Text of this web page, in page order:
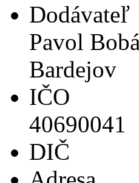
Dodávateľ
Pavol
Bardejov
IČO
40690041
DIČ